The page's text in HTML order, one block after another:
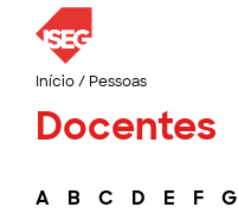
Início/ Pessoas
Docentes
A B C D E F G